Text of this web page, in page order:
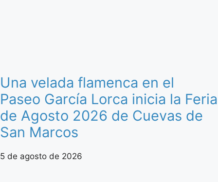
Una velada flamenca en el
Paseo García Lorca inicia la Feria
de Agosto 2026 de Cuevas de
San Marcos
5 de agosto de 2026